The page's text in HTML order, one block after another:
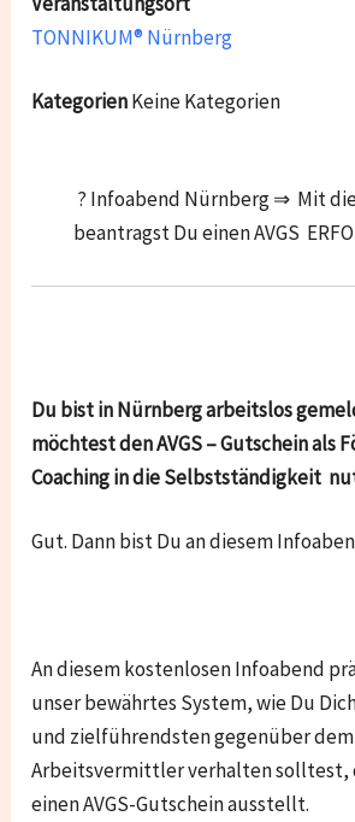
TONNIKUM® Nürnberg
KategorienKeine Kategorien
? Infoabend Nürnberg ⇒ Mit
beantragst Du einen AVGS
Du bist in Nürnberg arbeitslos
möchtest den AVGS – Gutschein als
Coaching in die Selbstständigkeit
Gut. Dann bist Du an diesem
An diesem kostenlosen Infoabend
unser bewährtes System, wie Du
und zielführendsten gegenüber dem
Arbeitsvermittler verhalten solltest,
einen AVGS-Gutschein ausstellt.